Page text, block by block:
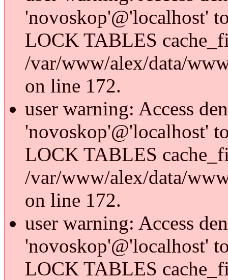
'novoskop'@'localhost'
LOCK TABLES
/var/www/alex/data/
on line 172.
user warning: Access
'novoskop'@'localhost'
LOCK TABLES
/var/www/alex/data/
on line 172.
user warning: Access
'novoskop'@'localhost'
LOCK TABLES